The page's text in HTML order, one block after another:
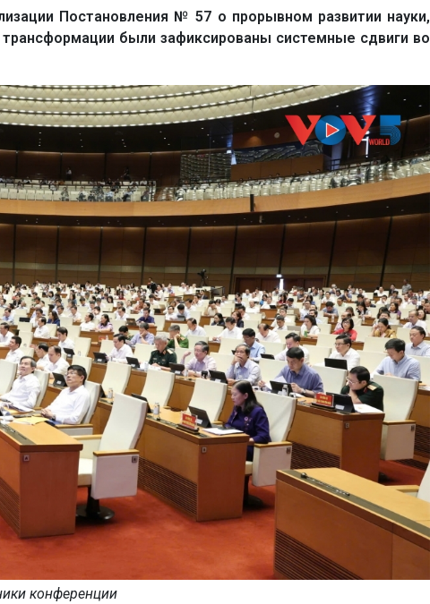
Постановления № 57 о прорывном развитии науки,
были зафиксированы системные сдвиги во
конференции